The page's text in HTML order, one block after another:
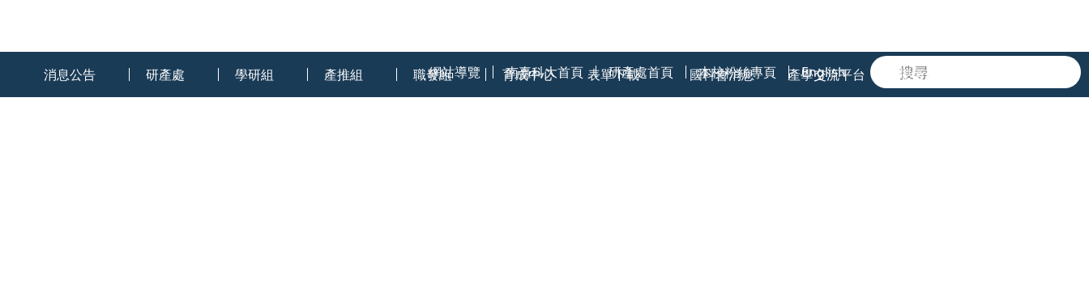
:::
網站導覽 南臺科大首頁 研產處首頁 本校粉絲專頁 English
消息公告 研產處 學研組 產推組 職發組 育成中心 表單下載 國科會消息 產學交流平台 學術倫理教育課程專區